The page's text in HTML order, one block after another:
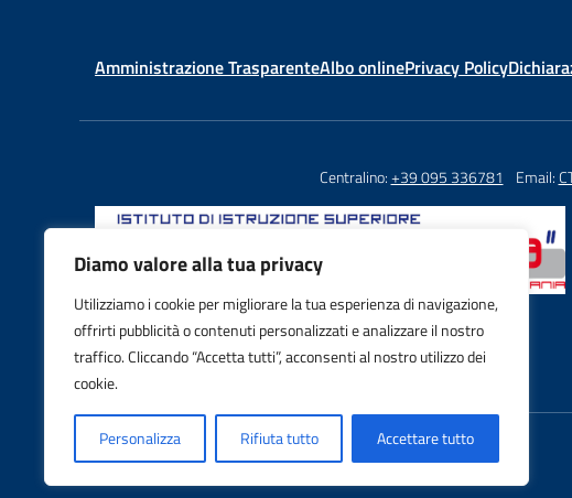
Diamo valore alla tua privacy
Utilizziamo i cookie per migliorare la tua esperienza di navigazione,
offrirti pubblicità o contenuti personalizzati e analizzare il nostro
traffico. Cliccando “Accetta tutti”, acconsenti al nostro utilizzo dei
cookie.
Personalizza Rifiuta tutto Accettare tutto
Amministrazione TrasparenteAlbo onlinePrivacy Policy
Centralino:+39 095 336781 Email:
Email: CTIS03800X@istruzione.it
PEC: CTIS03800X@pec.istruzione.it
IBAN: IT88S0103016995000001605992